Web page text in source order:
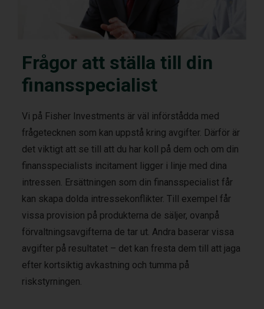
Frågor att ställa till din
finansspecialist
Vi på Fisher Investments är väl införstådda med
frågetecknen som kan uppstå kring avgifter. Därför är
det viktigt att se till att du har koll på dem och om din
finansspecialists incitament ligger i linje med dina
intressen. Ersättningen som din finansspecialist får
kan skapa dolda intressekonflikter. Till exempel får
vissa provision på produkterna de säljer, ovanpå
förvaltningsavgifterna de tar ut. Andra baserar vissa
avgifter på resultatet – det kan fresta dem till att jaga
efter kortsiktig avkastning och tumma på
riskstyrningen.